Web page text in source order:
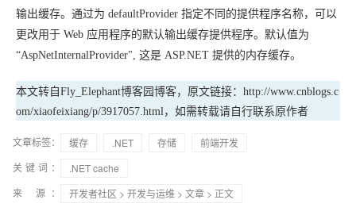
输出缓存。 通过为 defaultProvider 指定不同的提供程序名称，可以
更改用于 Web 应用程序的默认输出缓存提供程序。 默认值为
“AspNetInternalProvider", 这是 ASP.NET 提供的内存缓存。
本文转自Fly_Elephant博客园博客，原文链接：http://www.cnblogs.c
om/xiaofeixiang/p/3917057.html，如需转载请自行联系原作者
文章标签： 缓存 .NET 存储
前端开发
关键词：
.NET cache
来 源：
开发者社区 > 开发与运维 > 文章 > 正文